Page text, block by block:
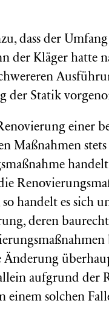
dass der
der Kläger hatte
der Statik
einer
Maßnahmen
handelt es sich
deren
Änderung
allein aufgrund der
einem solchen